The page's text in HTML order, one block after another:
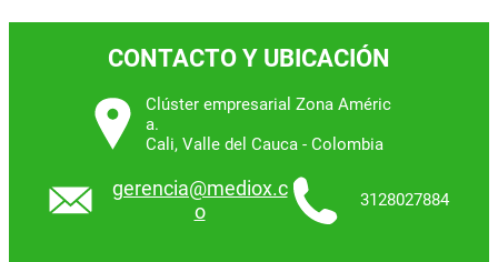
CONTACTO Y UBICACIÓN
Clúster empresarial Zona Améric
a.
Cali, Valle del Cauca - Colombia
gerencia@mediox.c
o
3128027884